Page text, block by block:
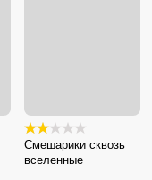
Смешарики сквозь
вселенные